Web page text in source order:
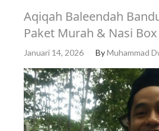
Aqiqah Baleendah
Paket Murah & Nasi Box
Januari 14, 2026 ByMuhammad